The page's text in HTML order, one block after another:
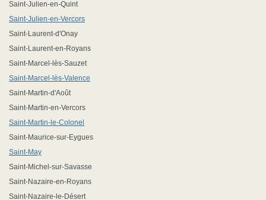
Saint-Julien-en-Quint
Saint-Julien-en-Vercors
Saint-Laurent-d'Onay
Saint-Laurent-en-Royans
Saint-Marcel-lès-Sauzet
Saint-Marcel-lès-Valence
Saint-Martin-d'Août
Saint-Martin-en-Vercors
Saint-Martin-le-Colonel
Saint-Maurice-sur-Eygues
Saint-May
Saint-Michel-sur-Savasse
Saint-Nazaire-en-Royans
Saint-Nazaire-le-Désert